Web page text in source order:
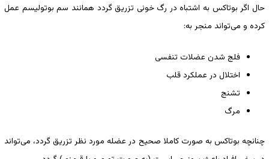
حال اگر بوتاکس به اشتباه در رگ خونی تزریق گردد همانند سم بوتولیسم عمل
کرده و می‌تواند منجر به:
فلج شدن عضلات تنفسی
اختلال در عملکرد قلب
تشنج
مرگ
چنانچه بوتاکس به صورت کاملا صحیح در عضله مورد نظر تزریق گردد، می‌تواند